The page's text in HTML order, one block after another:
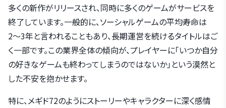
多くの新作がリリースされ、同時に多くのゲームがサービスを
終了しています。一般的に、ソーシャルゲームの平均寿命は
2〜3年と言われることもあり、長期運営を続けるタイトルはご
く一部です。この業界全体の傾向が、プレイヤーに「いつか自分
の好きなゲームも終わってしまうのではないか」という漠然と
した不安を抱かせます。
特に、メギド72のようにストーリーやキャラクターに深く感情